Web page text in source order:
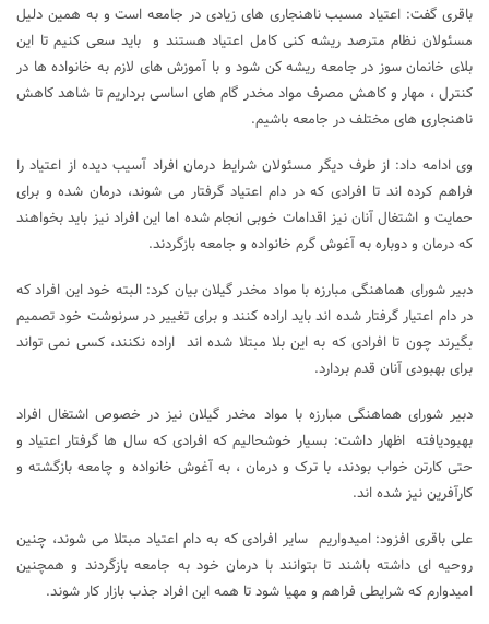
باقری گفت: اعتیاد مسبب ناهنجاری های زیادی در جامعه است و به همین دلیل
مسئولان نظام مترصد ریشه کنی کامل اعتیاد هستند و باید سعی کنیم تا این
بلای خانمان سوز در جامعه ریشه کن شود و با آموزش های لازم به خانواده ها در
کنترل ، مهار و کاهش مصرف مواد مخدر گام های اساسی برداریم تا شاهد کاهش
ناهنجاری های مختلف در جامعه باشیم.
وی ادامه داد: از طرف دیگر مسئولان شرایط درمان افراد آسیب دیده از اعتیاد را
فراهم کرده اند تا افرادی که در دام اعتیاد گرفتار می شوند، درمان شده و برای
حمایت و اشتغال آنان نیز اقدامات خوبی انجام شده اما این افراد نیز باید بخواهند
که درمان و دوباره به آغوش گرم خانواده و جامعه بازگردند.
دبیر شورای هماهنگی مبارزه با مواد مخدر گیلان بیان کرد: البته خود این افراد که
در دام اعتیار گرفتار شده اند باید اراده کنند و برای تغییر در سرنوشت خود تصمیم
بگیرند چون تا افرادی که به این بلا مبتلا شده اند اراده نکنند، کسی نمی تواند
برای بهبودی آنان قدم بردارد.
دبیر شورای هماهنگی مبارزه با مواد مخدر گیلان نیز در خصوص اشتغال افراد
بهبودیافته اظهار داشت: بسیار خوشحالیم که افرادی که سال ها گرفتار اعتیاد و
حتی کارتن خواب بودند، با ترک و درمان ، به آغوش خانواده و چامعه بازگشته و
کارآفرین نیز شده اند.
علی باقری افزود: امیدواریم سایر افرادی که به دام اعتیاد مبتلا می شوند، چنین
روحیه ای داشته باشند تا بتوانند با درمان خود به جامعه بازگردند و همچنین
امیدوارم که شرایطی فراهم و مهیا شود تا همه این افراد جذب بازار کار شوند.